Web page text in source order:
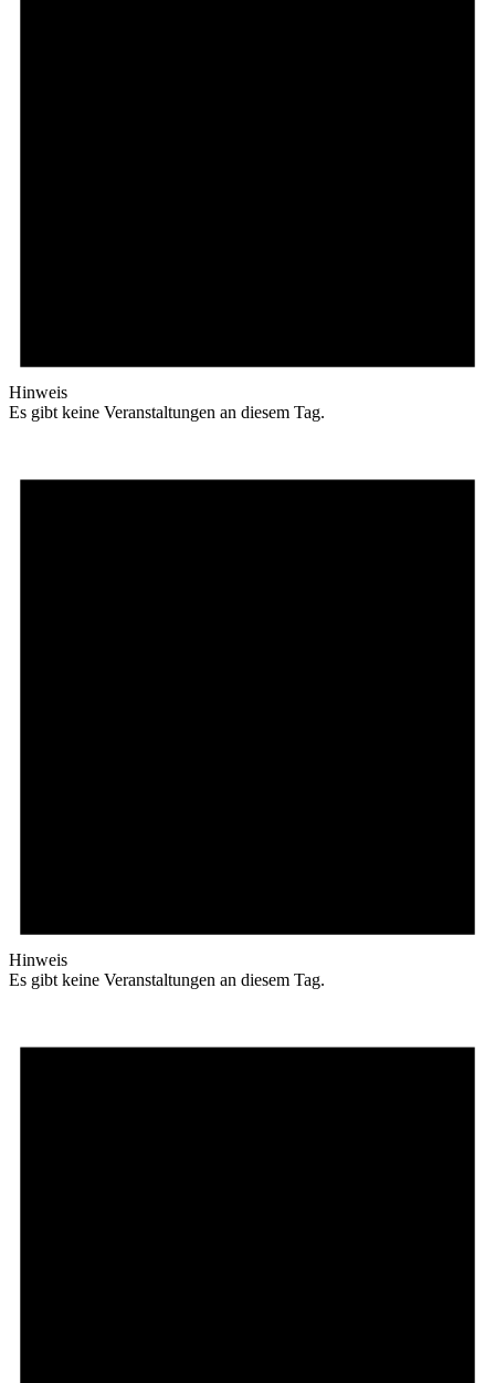
Hinweis
Es gibt keine Veranstaltungen an diesem Tag.
Hinweis
Es gibt keine Veranstaltungen an diesem Tag.